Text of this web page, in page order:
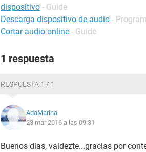
dispositivo - Guide
Descarga dispositivo de audio -
Cortar audio online - Guide
1 respuesta
RESPUESTA 1 / 1
AdaMarina
23 mar 2016 a las 09:31
Buenos días, valdezte...gracias por